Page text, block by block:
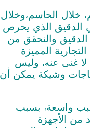
خلال الحاسم،وخلال
الدقيق الذي يحرص
الدقيق والتحقق من
المميزة
غنى عنه، وليس
وشيكة يمكن أن
واسعة، بسبب
من الأجهزة